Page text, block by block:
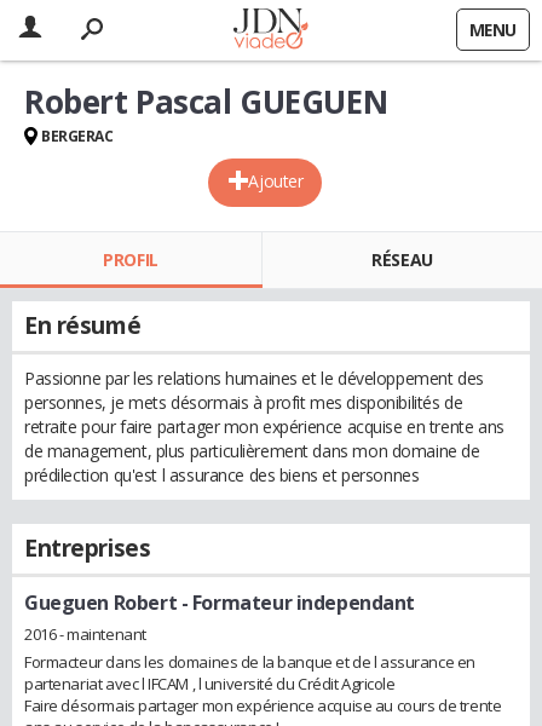
MENU
Ajouter
Robert Pascal GUEGUEN
BERGERAC
PROFIL RÉSEAU
En résumé
Passionne par les relations humaines et le développement des
personnes, je mets désormais à profit mes disponibilités de
retraite pour faire partager mon expérience acquise en trente ans
de management, plus particulièrement dans mon domaine de
prédilection qu'est l assurance des biens et personnes
Entreprises
Gueguen Robert - Formateur independant
2016 - maintenant
Formacteur dans les domaines de la banque et de l assurance en
partenariat avec l IFCAM , l université du Crédit Agricole
Faire désormais partager mon expérience acquise au cours de trente